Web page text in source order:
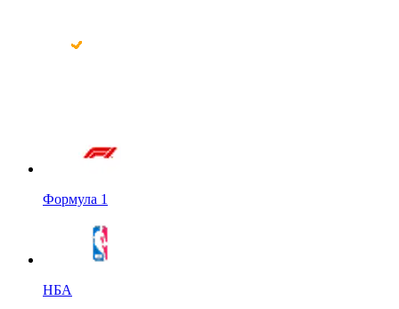
Формула 1
НБА